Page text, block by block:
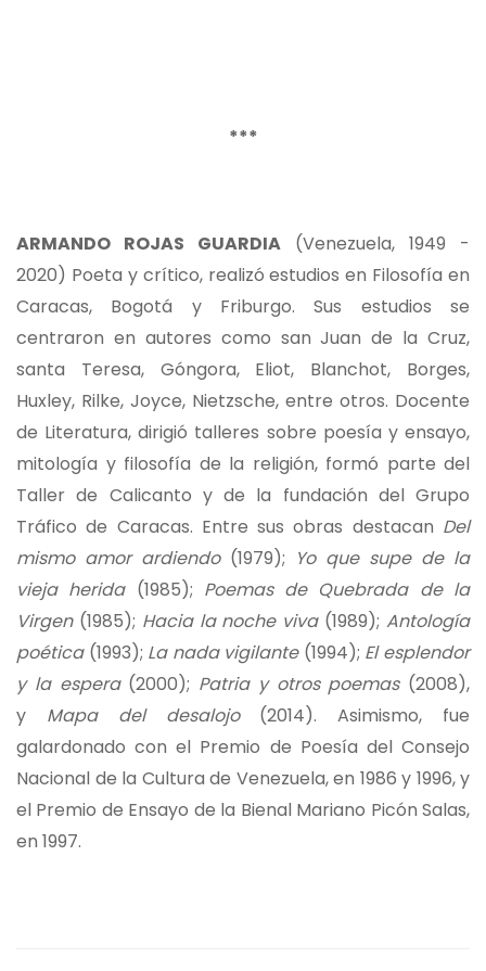
***
ARMANDO ROJAS GUARDIA (Venezuela, 1949 -
2020) Poeta y crítico, realizó estudios en Filosofía en
Caracas, Bogotá y Friburgo. Sus estudios se
centraron en autores como san Juan de la Cruz,
santa Teresa, Góngora, Eliot, Blanchot, Borges,
Huxley, Rilke, Joyce, Nietzsche, entre otros. Docente
de Literatura, dirigió talleres sobre poesía y ensayo,
mitología y filosofía de la religión, formó parte del
Taller de Calicanto y de la fundación del Grupo
Tráfico de Caracas. Entre sus obras destacan Del
mismo amor ardiendo(1979); Yo que supe de la
vieja herida(1985); Poemas de Quebrada de la
Virgen(1985); Hacia la noche viva(1989);Antología
poética(1993); La nada vigilante(1994); El esplendor
y la espera(2000); Patria y otros poemas(2008),
y Mapa del desalojo(2014). Asimismo, fue
galardonado con el Premio de Poesía del Consejo
Nacional de la Cultura de Venezuela, en 1986 y 1996, y
el Premio de Ensayo de la Bienal Mariano Picón Salas,
en 1997.